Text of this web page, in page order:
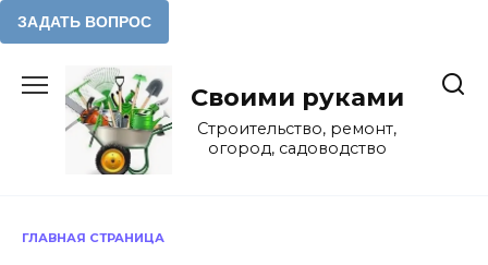
содержанию
Своими руками
Строительство, ремонт,
огород, садоводство
ГЛАВНАЯ СТРАНИЦА